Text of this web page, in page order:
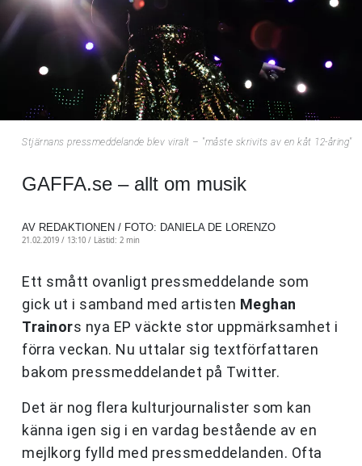
Stjärnans pressmeddelande blev viralt – "måste skrivits av en kåt 12-åring"
GAFFA.se – allt om musik
AV REDAKTIONEN / FOTO: DANIELA DE LORENZO
21.02.2019 / 13:10 / Lästid: 2 min
Ett smått ovanligt pressmeddelande som
gick ut i samband med artisten Meghan
Trainors nya EP väckte stor uppmärksamhet i
förra veckan. Nu uttalar sig textförfattaren
bakom pressmeddelandet på Twitter.
Det är nog flera kulturjournalister som kan
känna igen sig i en vardag bestående av en
mejlkorg fylld med pressmeddelanden. Ofta